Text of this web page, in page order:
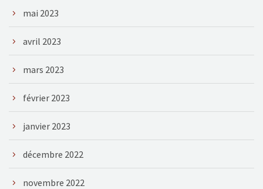
mai 2023
avril 2023
mars 2023
février 2023
janvier 2023
décembre 2022
novembre 2022